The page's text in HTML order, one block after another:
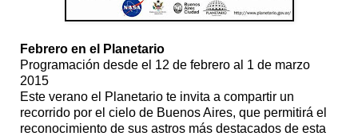
Febrero en el Planetario
Programación desde el 12 de febrero al 1 de marzo
2015
Este verano el Planetario te invita a compartir un
recorrido por el cielo de Buenos Aires, que permitirá el
reconocimiento de sus astros más destacados de esta